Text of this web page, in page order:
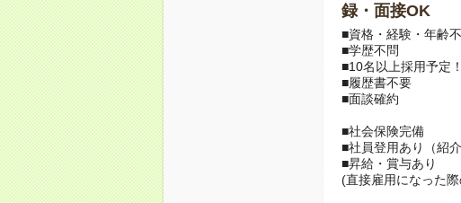
録・面接OK
■資格・経験・年齢
■学歴不問
■10名以上採用予定！
■履歴書不要
■面談確約
■社会保険完備
■社員登用あり（紹介
■昇給・賞与あり
(直接雇用になった